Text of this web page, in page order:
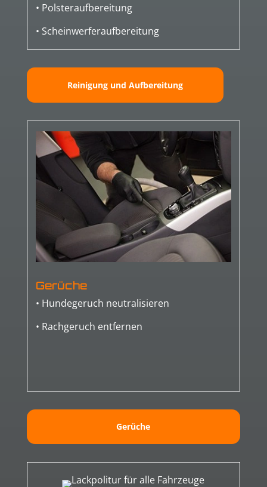
• Polsteraufbereitung
• Scheinwerferaufbereitung
Reinigung und Aufbereitung
Gerüche
• Hundegeruch neutralisieren
• Rachgeruch entfernen
Gerüche